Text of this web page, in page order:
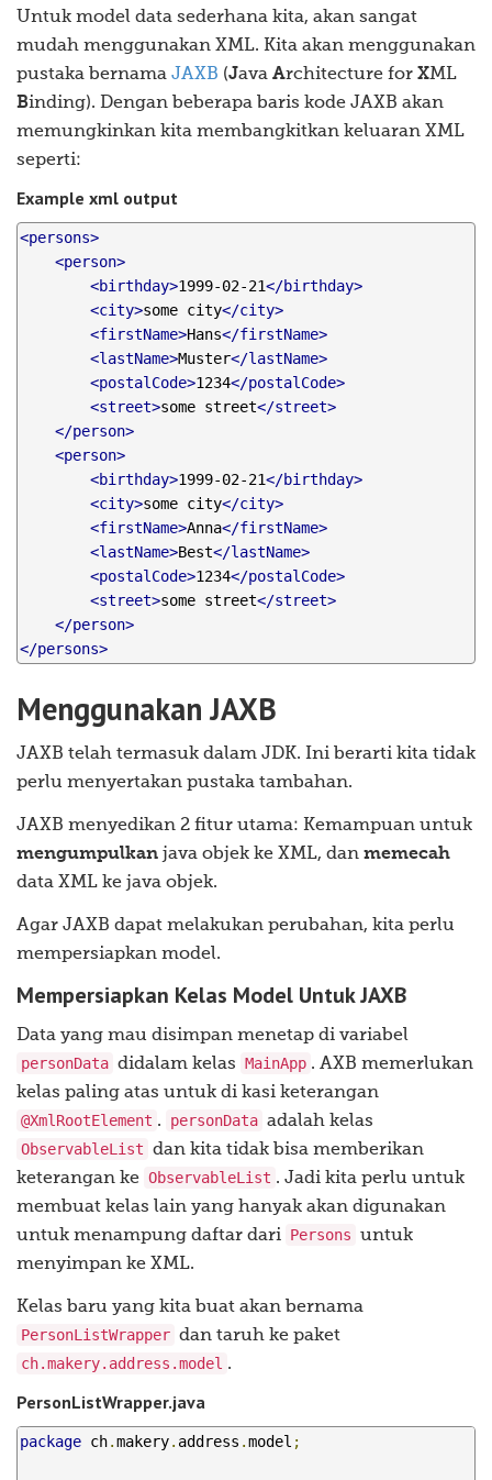
Untuk model data sederhana kita, akan sangat
mudah menggunakan XML. Kita akan menggunakan
pustaka bernama JAXB (Java Architecture for XML
Binding). Dengan beberapa baris kode JAXB akan
memungkinkan kita membangkitkan keluaran XML
seperti:
Example xml output
<persons>
<person>
<birthday>1999-02-21</birthday>
<city>some city</city>
<firstName>Hans</firstName>
<lastName>Muster</lastName>
<postalCode>1234</postalCode>
<street>some street</street>
</person>
<person>
<birthday>1999-02-21</birthday>
<city>some city</city>
<firstName>Anna</firstName>
<lastName>Best</lastName>
<postalCode>1234</postalCode>
<street>some street</street>
</person>
</persons>
Menggunakan JAXB
JAXB telah termasuk dalam JDK. Ini berarti kita tidak
perlu menyertakan pustaka tambahan.
JAXB menyedikan 2 fitur utama: Kemampuan untuk
mengumpulkan java objek ke XML, dan memecah
data XML ke java objek.
Agar JAXB dapat melakukan perubahan, kita perlu
mempersiapkan model.
Mempersiapkan Kelas Model Untuk JAXB
Data yang mau disimpan menetap di variabel
personData didalam kelas MainApp . AXB memerlukan
kelas paling atas untuk di kasi keterangan
@XmlRootElement . personData adalah kelas
ObservableList dan kita tidak bisa memberikan
keterangan ke ObservableList . Jadi kita perlu untuk
membuat kelas lain yang hanyak akan digunakan
untuk menampung daftar dari Persons untuk
menyimpan ke XML.
Kelas baru yang kita buat akan bernama
PersonListWrapper dan taruh ke paket
ch.makery.address.model .
PersonListWrapper.java
package ch.makery. address .model ;